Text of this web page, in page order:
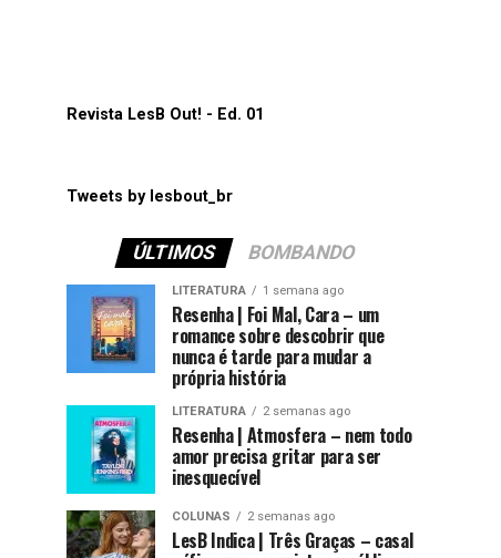
Revista LesB Out! - Ed. 01
Tweets by lesbout_br
ÚLTIMOS BOMBANDO
LITERATURA 1 semana ago
Resenha | Foi Mal, Cara – um
romance sobre descobrir que
nunca é tarde para mudar a
própria história
LITERATURA 2 semanas ago
Resenha | Atmosfera – nem todo
amor precisa gritar para ser
inesquecível
COLUNAS 2 semanas ago
LesB Indica | Três Graças – casal